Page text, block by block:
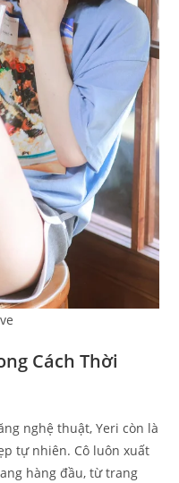
Cách Thời
nghệ thuật, Yeri còn là
tự nhiên. Cô luôn xuất
hàng đầu, từ trang